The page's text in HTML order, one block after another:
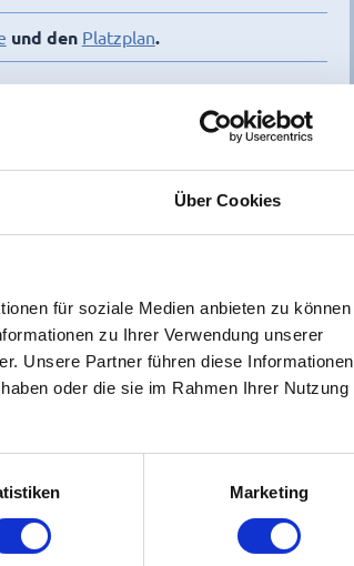
Über Cookies
für soziale Medien anbieten zu können
zu Ihrer Verwendung unserer
Unsere Partner führen diese Informationen
oder die sie im Rahmen Ihrer Nutzung
Marketing
und den Platzplan.
für unsere Camper, Hunde
und der Hundestrand befinden sich
Wenden Sie sich
aufnehmen!
nicht beherbergen.
ruhigen und somit erholsamen
- das ist bei uns inklusive